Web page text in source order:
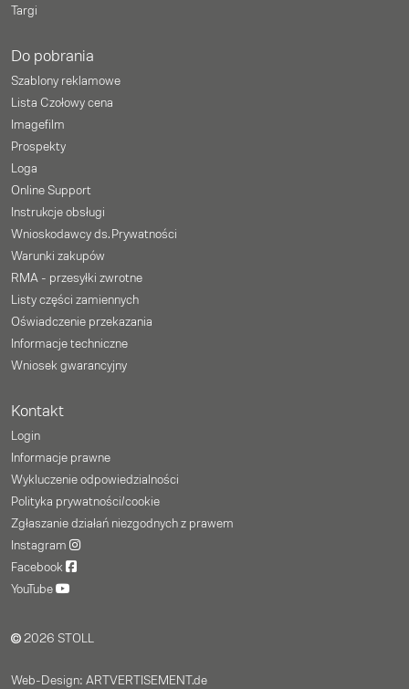
Targi
Do pobrania
Szablony reklamowe
Lista Czołowy cena
Imagefilm
Prospekty
Loga
Online Support
Instrukcje obsługi
Wnioskodawcy ds. Prywatności
Warunki zakupów
RMA - przesyłki zwrotne
Listy części zamiennych
Oświadczenie przekazania
Informacje techniczne
Wniosek gwarancyjny
Kontakt
Login
Informacje prawne
Wykluczenie odpowiedzialności
Polityka prywatności/cookie
Zgłaszanie działań niezgodnych z prawem
Instagram
Facebook
YouTube
2026 STOLL
Web-Design: ARTVERTISEMENT.de